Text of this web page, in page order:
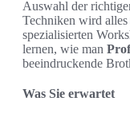
Auswahl der
Techniken wird
spezialisierten
lernen, wie man
beeindruckende
Was Sie erwartet